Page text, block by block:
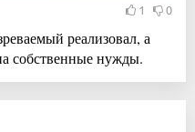
1 0
реализовал, а
собственные нужды.